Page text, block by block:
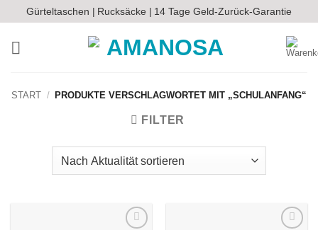
Inhalt
springen
Gürteltaschen | Rucksäcke | 14 Tage Geld-Zurück-Garantie
START / PRODUKTE VERSCHLAGWORTET MIT „SCHULANFANG“
FILTER